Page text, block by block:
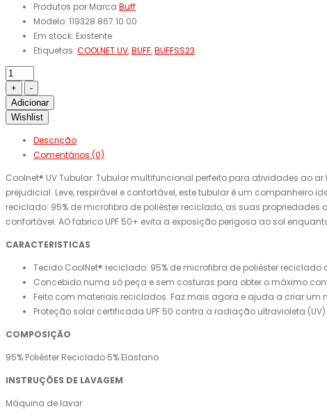
Produtos por Marca Buff
Modelo: 119328.867.10.00
Em stock: Existente
Etiquetas: COOLNET UV,BUFF,BUFFSS23
Adicionar
Wishlist
Descrição
Comentários (0)
Coolnet® UV Tubular: Tubular multifuncional perfeito para atividades ao
prejudicial. Leve, respirável e confortável, este tubular é um
reciclado. 95% de microfibra de poliéster reciclado, as suas
confortável. AO fabrico UPF 50+ evita a exposição perigosa ao sol
CARACTERISTICAS
Tecido CoolNet® reciclado: 95% de microfibra de poliéster
Concebido numa só peça e sem costuras para obter o máximo
Feito com materiais reciclados. Faz mais agora e ajuda a criar um
Proteção solar certificada UPF 50 contra a radiação ultravioleta
COMPOSIÇÃO
95% Poliéster Reciclado 5% Elastano
INSTRUÇÕES DE LAVAGEM
Máquina de lavar